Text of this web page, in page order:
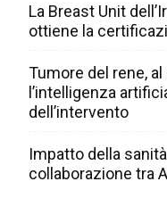
La Breast Unit
ottiene la
Tumore del rene,
l’intelligenza
dell’intervento
Impatto della
collaborazione tra